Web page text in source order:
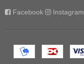
Facebook Instagram